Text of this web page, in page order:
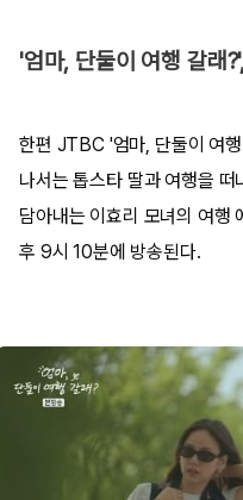
'엄마, 단둘이 여행 갈래
한편 JTBC '엄마, 단둘이 여
나서는 톱스타 딸과 여행을
담아내는 이효리 모녀의 여행
후 9시 10분에 방송된다.